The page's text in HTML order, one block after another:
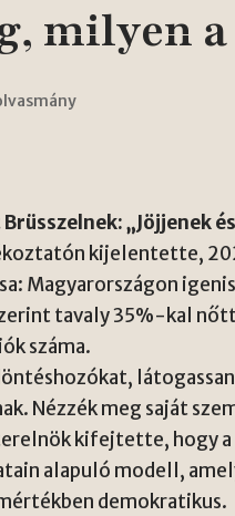
milyen
„Jöjjenek
kijelentette,
Magyarországon
tavaly 35%-kal
száma.
Nézzék meg saját
kifejtette, hogy
alapuló modell,
demokratikus.